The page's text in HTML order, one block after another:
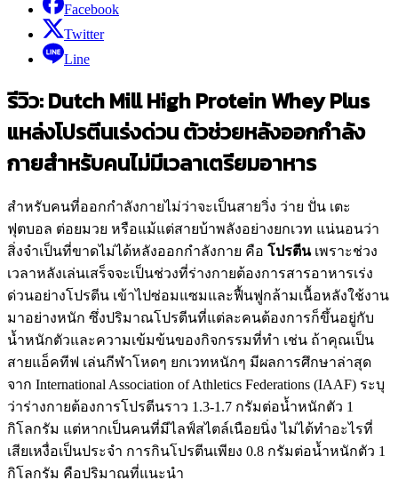
Facebook
Twitter
Line
รีวิว: Dutch Mill High Protein Whey Plus
แหล่งโปรตีนเร่งด่วน ตัวช่วยหลังออกกำลัง
กายสำหรับคนไม่มีเวลาเตรียมอาหาร
สำหรับคนที่ออกกำลังกายไม่ว่าจะเป็นสายวิ่ง ว่าย ปั่น เตะ
ฟุตบอล ต่อยมวย หรือแม้แต่สายบ้าพลังอย่างยกเวท แน่นอนว่า
สิ่งจำเป็นที่ขาดไม่ได้หลังออกกำลังกาย คือ โปรตีนเพราะช่วง
เวลาหลังเล่นเสร็จจะเป็นช่วงที่ร่างกายต้องการสารอาหารเร่ง
ด่วนอย่างโปรตีน เข้าไปซ่อมแซมและฟื้นฟูกล้ามเนื้อหลังใช้งาน
มาอย่างหนัก ซึ่งปริมาณโปรตีนที่แต่ละคนต้องการก็ขึ้นอยู่กับ
น้ำหนักตัวและความเข้มข้นของกิจกรรมที่ทำ เช่น ถ้าคุณเป็น
สายแอ็คทีฟ เล่นกีฬาโหดๆ ยกเวทหนักๆ มีผลการศึกษาล่าสุด
จาก International Association of Athletics Federations (IAAF) ระบุ
ว่าร่างกายต้องการโปรตีนราว 1.3-1.7 กรัมต่อน้ำหนักตัว 1
กิโลกรัม แต่หากเป็นคนที่มีไลฟ์สไตล์เนือยนิ่ง ไม่ได้ทำอะไรที่
เสียเหงื่อเป็นประจำ การกินโปรตีนเพียง 0.8 กรัมต่อน้ำหนักตัว 1
กิโลกรัม คือปริมาณที่แนะนำ